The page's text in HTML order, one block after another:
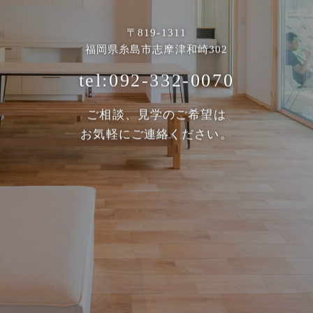
〒819-1311
福岡県糸島市志摩津和崎302
tel:092-332-0070
ご相談、見学のご希望は
お気軽にご連絡ください。